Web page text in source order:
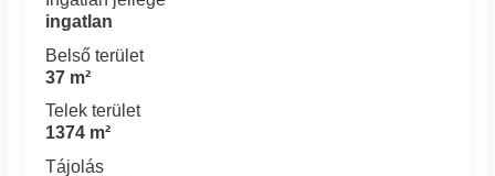
ingatlan
Belső terület
37 m²
Telek terület
1374 m²
Tájolás